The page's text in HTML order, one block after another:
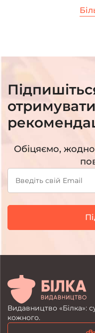
Обіцяємо,
Видавництво «Білка»:
кожного.